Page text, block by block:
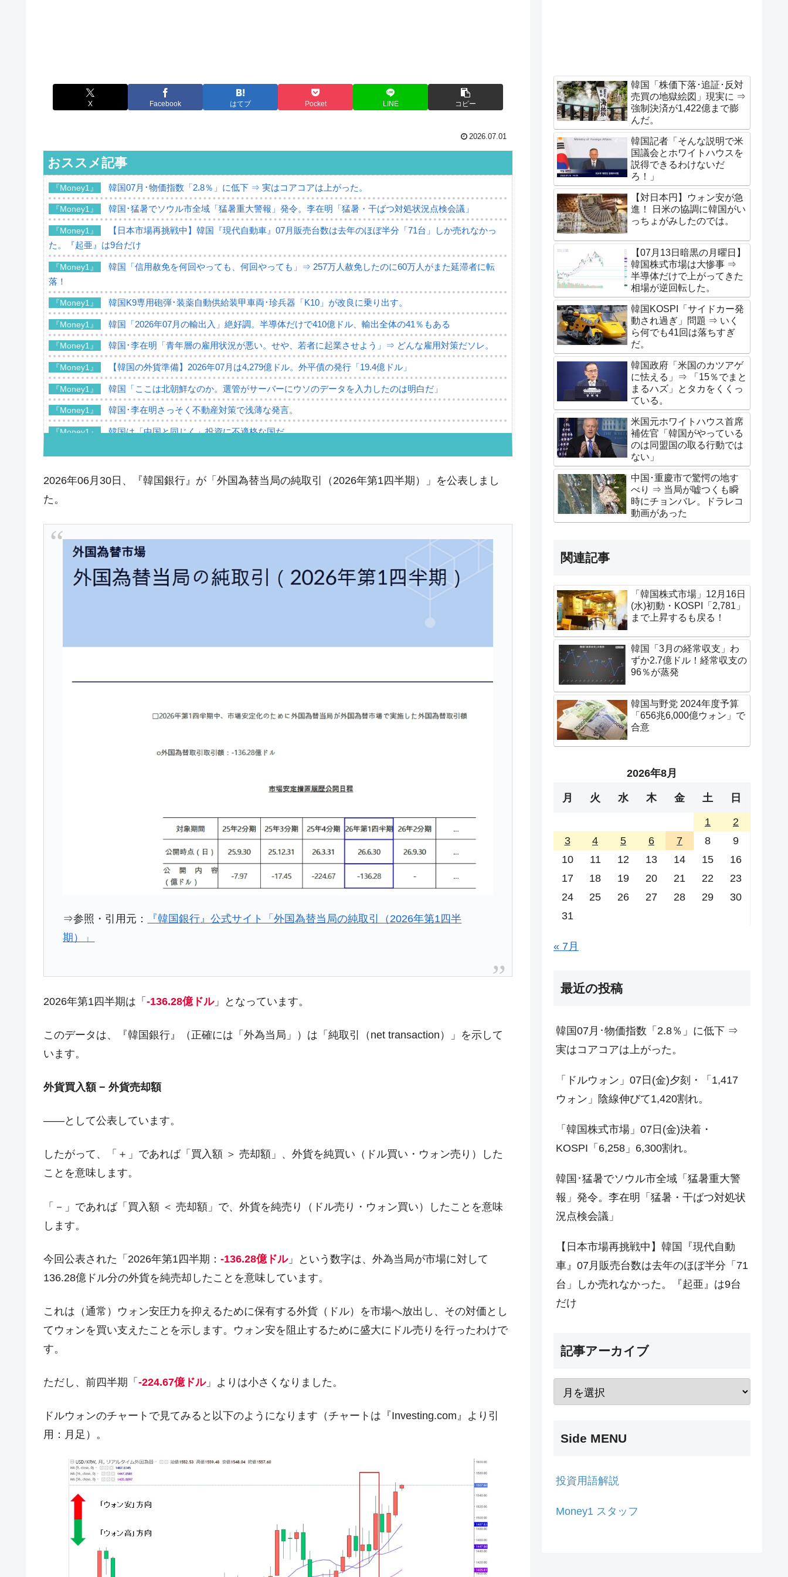
X Facebook はてブ Pocket LINE コピー
2026.07.01
おススメ記事
『Money1』 韓国07月･物価指数「2.8％」に低下 ⇒ 実はコアコアは上がった。
『Money1』 韓国･猛暑でソウル市全域「猛暑重大警報」発令。李在明「猛暑・干ばつ対処状況点検会議」
『Money1』
【日本市場再挑戦中】韓国『現代自動車』07月販売台数は去年のほぼ半分「71台」しか売れなかっ
た。『起亜』は9台だけ
『Money1』
韓国「信用赦免を何回やっても、何回やっても」⇒ 257万人赦免したのに60万人がまた延滞者に転
落！
『Money1』 韓国K9専用砲弾･装薬自動供給装甲車両･珍兵器「K10」が改良に乗り出す。
『Money1』 韓国「2026年07月の輸出入」絶好調。半導体だけで410億ドル、輸出全体の41％もある
『Money1』 韓国･李在明「青年層の雇用状況が悪い。せや、若者に起業させよう」⇒ どんな雇用対策だソレ。
『Money1』 【韓国の外貨準備】2026年07月は4,279億ドル。外平債の発行「19.4億ドル」
『Money1』 韓国「ここは北朝鮮なのか。選管がサーバーにウソのデータを入力したのは明白だ」
『Money1』 韓国･李在明さっそく不動産対策で浅薄な発言。
『Money1』 韓国は「中国と同じく」投資に不適格な国だ。
『Money1』 韓国･外為取引量「1日当たり1,214.4億ドル」まで拡大 ⇒ 海外資金の動きに強く左右される状態
『Money1』
壟断
『Money1』 韓国･警察職員が「丸刈りになって抗議活動」
『Money1』 中国だけが鉄鋼輸出を異常増加させる ⇒ 中国の過剰生産が世界を蝕む。
韓国製造業「半導体絶好調」のウラで他業種は全般的「不調」⇒ PSIが示す現況は決して良くない。
【米韓激突案件】韓国消費者院が『クーパン』1人当たり賠償10万ウォンを認定 ⇒ 総額3兆7,000億
『Money1』 【対日本円】ウォン安が急進！ 日米の協調に韓国がいっちょがみしたのでは。
ドを掲げる「在韓反米勢力」
韓国『国民年金公団』株価暴落で200兆蒸発。
韓国政府「ニセＫ-ブランドを通報しようキャンペーン」⇒ あの名物教授も登場！
韓国「橋が落ちました」⇒ 耐久性「なさすぎ」では。
韓国鉄鋼最大手『POSCO』ズブズブ沈む。営業利益80.2％も減少
する差別。許してはおかぬ
『Money1』
『Money1』
【速報】韓国株式市場の暴落・本日07月29日(水)もサイドカー・サーキットブレイカーの二段コンボ
『Money1』 IT産業は人を雇用する効果は低い。全産業の半分未満しか雇用を生まない
Fact1 夏の甲子園、優勝校を最も多く輩出している都道府県とは？
Fact1 奇跡の毛色「白毛馬」とは？
Fact1 全て勝つといくら？ 競馬GI競走で勝利騎手がもらえる賞金とは？
Fact1 平成仮面ライダーの意外すぎるモチーフとは？
Fact1 日本人マスターズ挑戦の歴史。松山以前に最高位だった選手とは？
Fact1 セレクトセールの高額取引馬が稼いだ金額とは？
2026年06月30日、『韓国銀行』が「外国為替当局の純取引（2026年第1四半期）」を公表しまし
た。
⇒参照・引用元：
『韓国銀行』公式サイト「外国為替当局の純取引（2026年第1四半
期）」
2026年第1四半期は「 -136.28億ドル」となっています。
このデータは、『韓国銀行』（正確には「外為当局」）は「純取引（net transaction）」を示して
います。
外貨買入額 − 外貨売却額
――として公表しています。
したがって、「＋」であれば「買入額 ＞ 売却額」、外貨を純買い（ドル買い・ウォン売り）した
ことを意味します。
「－」であれば「買入額 ＜ 売却額」で、外貨を純売り（ドル売り・ウォン買い）したことを意味
します。
今回公表された「2026年第1四半期： -136.28億ドル」という数字は、外為当局が市場に対して
136.28億ドル分の外貨を純売却したことを意味しています。
これは（通常）ウォン安圧力を抑えるために保有する外貨（ドル）を市場へ放出し、その対価とし
てウォンを買い支えたことを示します。ウォン安を阻止するために盛大にドル売りを行ったわけで
す。
ただし、前四半期「 -224.67億ドル」よりは小さくなりました。
ドルウォンのチャートで見てみると以下のようになります（チャートは『Investing.com』より引
用：月足）。
韓国「株価下落･追証･反対
売買の地獄絵図」現実に ⇒
強制決済が1,422億まで膨
んだ。
韓国記者「そんな説明で米
国議会とホワイトハウスを
説得できるわけないだ
ろ！」
【対日本円】ウォン安が急
進！ 日米の協調に韓国がい
っちょがみしたのでは。
【07月13日暗黒の月曜日】
韓国株式市場は大惨事 ⇒
半導体だけで上がってきた
相場が逆回転した。
韓国KOSPI「サイドカー発
動され過ぎ」問題 ⇒ いく
ら何でも41回は落ちすぎ
だ。
韓国政府「米国のカツアゲ
に怯える」⇒ 「15％でまと
まるハズ」とタカをくくっ
ている。
米国元ホワイトハウス首席
補佐官「韓国がやっている
のは同盟国の取る行動では
ない」
中国･重慶市で驚愕の地す
べり ⇒ 当局が嘘つくも瞬
時にチョンバレ。ドラレコ
動画があった
関連記事
「韓国株式市場」12月16日
(水)初動・KOSPI「2,781」
まで上昇するも戻る！
韓国「3月の経常収支」わ
ずか2.7億ドル！経常収支の
96％が蒸発
韓国与野党 2024年度予算
「656兆6,000億ウォン」で
合意
2026年8月
月 火 水 木 金 土 日
1
2
3
4 5 6 7 8
9
10
11 12 13 14 15
16
17
18 19 20 21 22
23
24
25 26 27 28 29
30
31
« 7月
最近の投稿
韓国07月･物価指数「2.8％」に低下 ⇒
実はコアコアは上がった。
「ドルウォン」07日(金)夕刻・「1,417
ウォン」陰線伸びて1,420割れ。
「韓国株式市場」07日(金)決着・
KOSPI「6,258」6,300割れ。
韓国･猛暑でソウル市全域「猛暑重大警
報」発令。李在明「猛暑・干ばつ対処状
況点検会議」
【日本市場再挑戦中】韓国『現代自動
車』07月販売台数は去年のほぼ半分「71
台」しか売れなかった。『起亜』は9台
だけ
記事アーカイブ
Side MENU
投資用語解説
Money1 スタッフ